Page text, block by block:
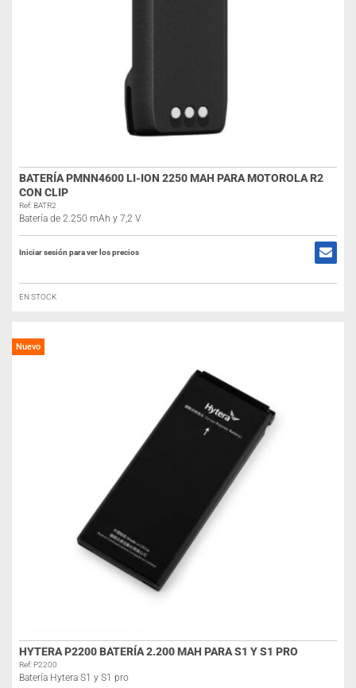
BATERÍA PMNN4600 LI-ION 2250 MAH PARA MOTOROLA R2
CON CLIP
Ref: BATR2
Batería de 2.250 mAh y 7,2 V
Iniciar sesión para ver los precios
EN STOCK
Nuevo
HYTERA P2200 BATERÍA 2.200 MAH PARA S1 Y S1 PRO
Ref: P2200
Batería Hytera S1 y S1 pro